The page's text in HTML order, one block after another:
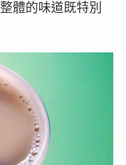
體的味道既特別